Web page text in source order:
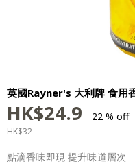
英國Rayner's 大利牌 食用
HK$24.9 22 % off
HK$32
點滴香味即現 提升味道層次